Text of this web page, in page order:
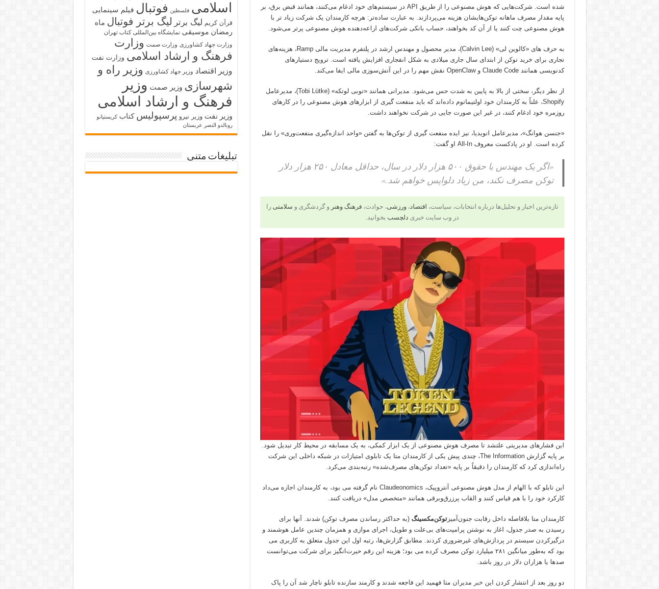
شده است. شرکت‌هایی که هوش مصنوعی را از طریق API در سیستم‌های خود ادغام می‌کنند، همانند قبض برق، بر
پایه مقدار مصرف ماهانه توکن‌هایشان هزینه می‌پردازند. به عبارت ساده‌تر: هرچه کارمندان یک شرکت زیاد تر با
هوش مصنوعی چت کنند یا از آن کد بخواهند، حساب بانکی شرکت‌های اراعه‌دهنده هوش مصنوعی پرتر می‌شود.
به حرف های «کالوین لی» (Calvin Lee)، مدیر محصول و مهندس ارشد در پلتفرم مدیریت مالی Ramp، هزینه‌های
تجاری برای خرید توکن از ابتدای سال جاری میلادی به شکل انفجاری افزایش یافته است. ترویج دستیارهای
کدنویسی همانند Claude Code و OpenClaw نقش مهم را در این آتش‌سوزی مالی ایفا می‌کند.
از نظر دیگر، سختی از بالا به پایین به شدت حس می‌شود. مدیرانی همانند «توبی لوتکه» (Tobi Lütke)، مدیرعامل
Shopify، علناً به کارمندان خود اولتیماتوم داده‌اند که باید منفعت گیری از ابزارهای هوش مصنوعی را در کارهای
روزمره خود ادغام کنند، در غیر این صورت جایی در شرکت نخواهند داشت.
«جنسن هوانگ»، مدیرعامل انویدیا، نیز ایده منفعت گیری از توکن‌ها به گفتن «واحد اندازه‌گیری منفعت‌وری» را نقل
کرده است. او در پادکست معروف All-In او گفت:
«اگر یک مهندس با حقوق ۵۰۰ هزار دلار در سال، حداقل معادل ۲۵۰ هزار دلار
توکن مصرف نکند، من زیاد دلواپس خواهم شد.»
تازه‌ترین اخبار و تحلیل‌ها درباره انتخابات، سیاست، اقتصاد،ورزشی، حوادث،فرهنگ وهنر و گردشگری و سلامتی را
در وب سایت خبری دلچسب بخوانید.
این فشارهای مدیریتی علتشد تا مصرف هوش مصنوعی از یک ابزار کمکی، به یک مسابقه در محیط کار تبدیل شود.
بر پایه گزارش The Information، چندی پیش یکی از کارمندان متا یک تابلوی امتیازات در شبکه داخلی این شرکت
راه‌اندازی کرد که کارمندان را دقیقاً بر پایه «تعداد توکن‌های مصرف‌شده» رتبه‌بندی می‌کرد.
این تابلو که با الهام از مدل هوش مصنوعی آنتروپیک، Claudeonomics نام گرفته می بود، به کارمندان اجازه می‌داد
کارکرد خود را با هم قیاس کنند و القاب پرزرق‌وبرقی همانند «متخصص مدل» دریافت کنند.
کارمندان متا بلافاصله داخل رقابت جنون‌آمیزتوکن‌مکسینگ (به حداکثر رساندن مصرف توکن) شدند. آنها برای
رسیدن به صدر جدول، اغاز به نوشتن پرامپت‌های بی‌علت و طویل، اجرای موازی و همزمان چندین عامل هوشمند و
درگیرکردن سیستم در پردازش‌های غیرضروری کردند. مطابق گزارش‌ها، رتبه اول این جدول متعلق به کاربری می
بود که به‌طور میانگین ۲۸۱ میلیارد توکن مصرف کرده می بود؛ هزینه این رقم حیرت‌انگیز برای شرکت می‌توانست
صدها یا هزاران دلار در روز باشد.
دو روز بعد از انتشار کردن این خبر مدیران متا فهمید این فاجعه شدند و کارمند سازنده تابلو ناچار شد آن را پاک
اسلامی فلسطین فوتبال فیلم سینمایی
قرآن کریم لیگ برتر لیگ برتر فوتبال ماه
رمضان موسیقی نمایشگاه بین‌المللی کتاب تهران
وزارت جهاد کشاورزی وزارت صمت وزارت
فرهنگ و ارشاد اسلامی وزارت نفت
وزیر اقتصاد وزیر جهاد کشاورزی وزیر راه و
شهرسازی وزیر صمت وزیر
فرهنگ و ارشاد اسلامی
وزیر نفت وزیر نیرو پرسپولیس کتاب کریستیانو
رونالدو النصر عربستان
تبلیغات متنی